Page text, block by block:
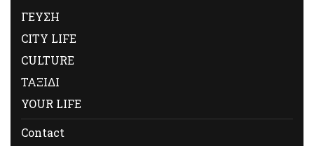
ΓΕΥΣΗ
CITY LIFE
CULTURE
ΤΑΞΙΔΙ
YOUR LIFE
Contact